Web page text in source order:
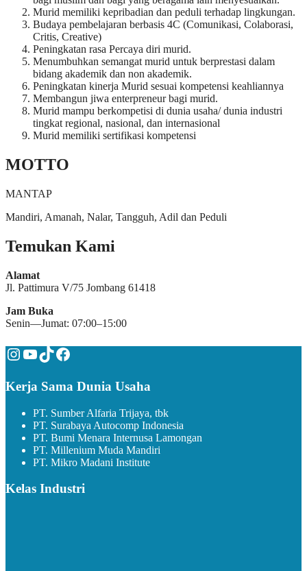
Murid memiliki kepribadian dan peduli terhadap lingkungan.
Budaya pembelajaran berbasis 4C (Comunikasi, Colaborasi,
Critis, Creative)
Peningkatan rasa Percaya diri murid.
Menumbuhkan semangat murid untuk berprestasi dalam
bidang akademik dan non akademik.
Peningkatan kinerja Murid sesuai kompetensi keahliannya
Membangun jiwa enterpreneur bagi murid.
Murid mampu berkompetisi di dunia usaha/ dunia industri
tingkat regional, nasional, dan internasional
Murid memiliki sertifikasi kompetensi
MOTTO
MANTAP
Mandiri, Amanah, Nalar, Tangguh, Adil dan Peduli
Temukan Kami
Alamat
Jl. Pattimura V/75 Jombang 61418
Jam Buka
Senin—Jumat: 07:00–15:00
Instagram
YouTube
TikTok
Facebook
Kerja Sama Dunia Usaha
PT. Sumber Alfaria Trijaya, tbk
PT. Surabaya Autocomp Indonesia
PT. Bumi Menara Internusa Lamongan
PT. Millenium Muda Mandiri
PT. Mikro Madani Institute
Kelas Industri